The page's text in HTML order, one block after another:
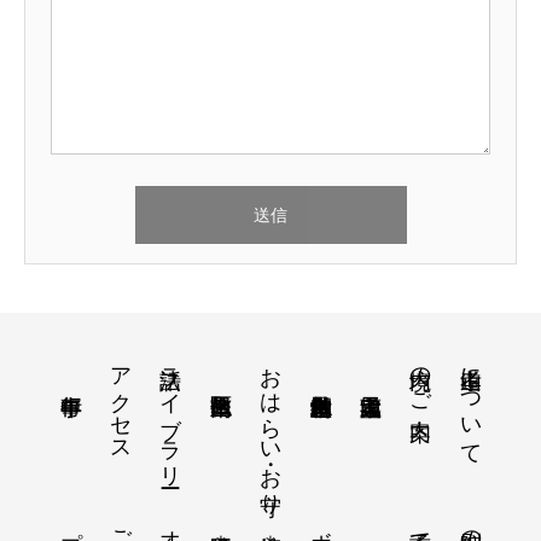
孝道山について
境内のご案内
おはらい・お守り
法話ライブラリー
アクセス
子育て支援
健康福祉＊
横浜孝道幼稚園＊